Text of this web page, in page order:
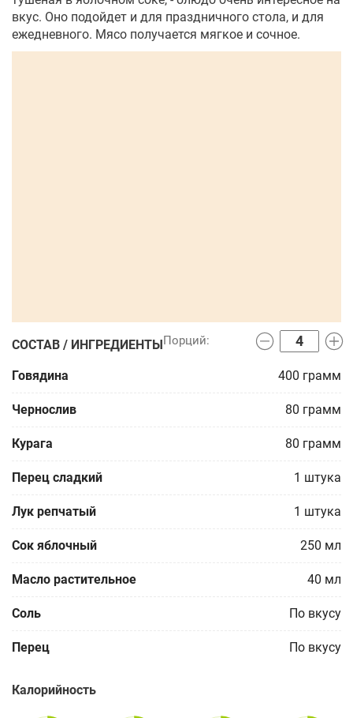
вкус. Оно подойдет и для праздничного стола, и для
ежедневного. Мясо получается мягкое и сочное.
СОСТАВ / ИНГРЕДИЕНТЫ
Говядина 400 грамм
Чернослив 80 грамм
Курага 80 грамм
Перец сладкий 1 штука
Лук репчатый 1 штука
Сок яблочный 250 мл
Масло растительное 40 мл
Соль По вкусу
Перец По вкусу
Калорийность